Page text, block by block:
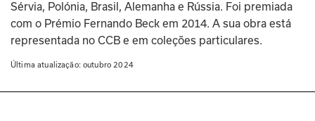
Sérvia, Polónia, Brasil, Alemanha e Rússia. Foi premiada
com o Prémio Fernando Beck em 2014. A sua obra está
representada no CCB e em coleções particulares.
Última atualização: outubro 2024